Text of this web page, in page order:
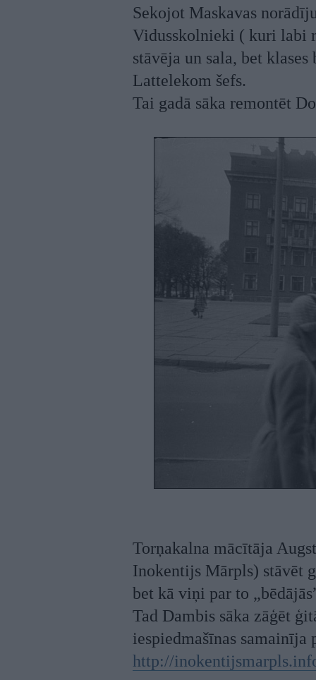
Sekojot Maskavas
Vidusskolnieki ( kuri labi
stāvēja un sala, bet
Lattelekom šefs.
Tai gadā sāka remontēt
Torņakalna mācītāja
Inokentijs Mārpls) stāvēt
bet kā viņi par to
Tad Dambis sāka zāģēt
iespiedmašīnas samainīja
http://